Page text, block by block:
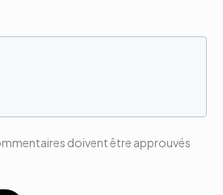
doivent être approuvés